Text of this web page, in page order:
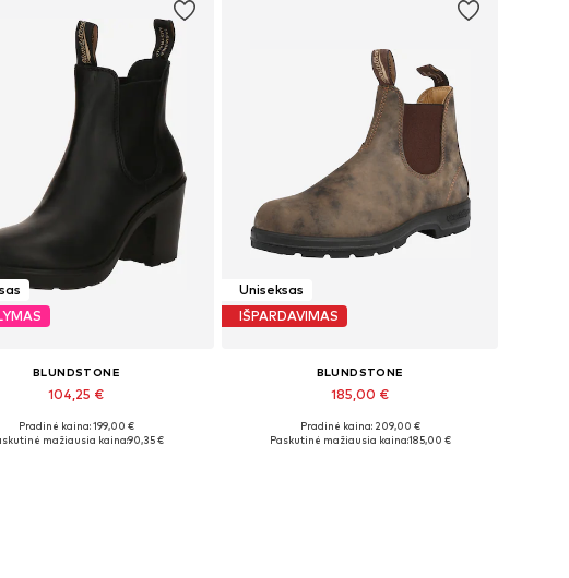
BLUNDSTONE
104,25 €
Yra daugybė dydžių
Pradinė kaina: 199,00 €
mažiausia kaina:90,35 €
Uniseksas
IŠPARDAVIMAS
BLUNDSTONE
185,00 €
Yra daugybė dydžių
Pradinė kaina: 209,00 €
Paskutinė mažiausia kaina:185,00 €